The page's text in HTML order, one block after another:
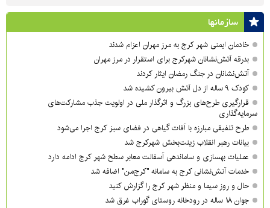
سازمان‎ها
خادمان ایمنی شهر کرج به مرز مهران اعزام شدند
بدرقه آتش‌نشانان شهرکرج برای استقرار در مرز مهران
آتش‌نشانان در جنگ رمضان ایثار کردند
کودک ۹ ساله از دل آتش بیرون کشیده شد
قرارگیری طرح‌های بزرگ و اثرگذار ملی در اولویت‌ جذب مشارکت‌های
سرمایه‌گذاری
طرح تلفیقی مبارزه با آفات گیاهی در فضای سبز کرج اجرا می‌شود
بیانات رهبر انقلاب زینت‌بخش شهرکرج شد
عملیات بهسازی و ساماندهی آسفالت معابر سطح شهر کرج ادامه دارد
خدمات آتش‌نشانی کرج به سامانه "کرج‌من" اضافه شد
حال و روز سیما و منظر شهر کرج را گزارش کنید
جوان ۱۸ ساله در رودخانه روستای گوراب غرق شد